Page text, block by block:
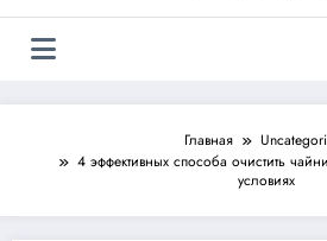
Главная
4 эффективных способа очистить
условиях